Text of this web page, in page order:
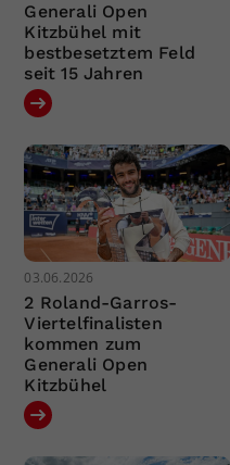
Generali Open
Kitzbühel mit
bestbesetztem Feld
seit 15 Jahren
03.06.2026
2 Roland-Garros-
Viertelfinalisten
kommen zum
Generali Open
Kitzbühel